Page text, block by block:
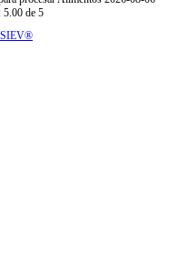
5.00 de 5
SIEV®